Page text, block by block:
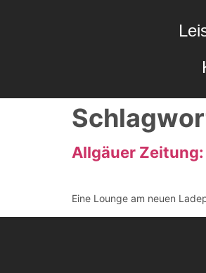
Allgäuer
Eine Lounge am neuen